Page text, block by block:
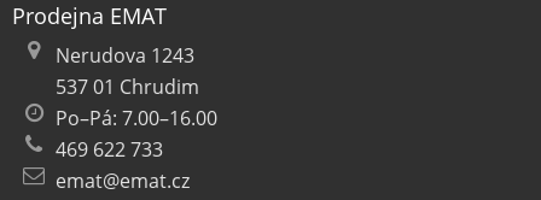
Prodejna EMAT
Nerudova 1243
537 01 Chrudim
Po–Pá: 7.00–16.00
469 622 733
emat@emat.cz